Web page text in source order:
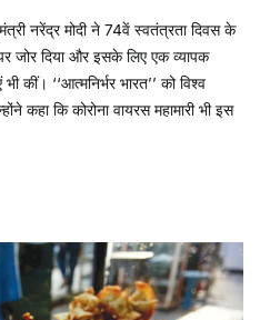
नरेंद्र मोदी ने 74वें स्वतंत्रता दिवस के
जोर दिया और इसके लिए एक व्यापक
कीं। ‘‘आत्मनिर्भर भारत’’ को विश्व
कहा कि कोरोना वायरस महामारी भी इस